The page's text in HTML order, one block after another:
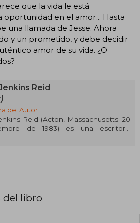
que la vida le está
oportunidad en el amor... Hasta
una llamada de Jesse. Ahora
y un prometido, y debe decidir
amor de su vida. ¿O
Reid
del Autor
Reid (Acton, Massachusetts; 20
de 1983) es una escritora,
de televisión y guionista
de la información en el Emerson
del libro